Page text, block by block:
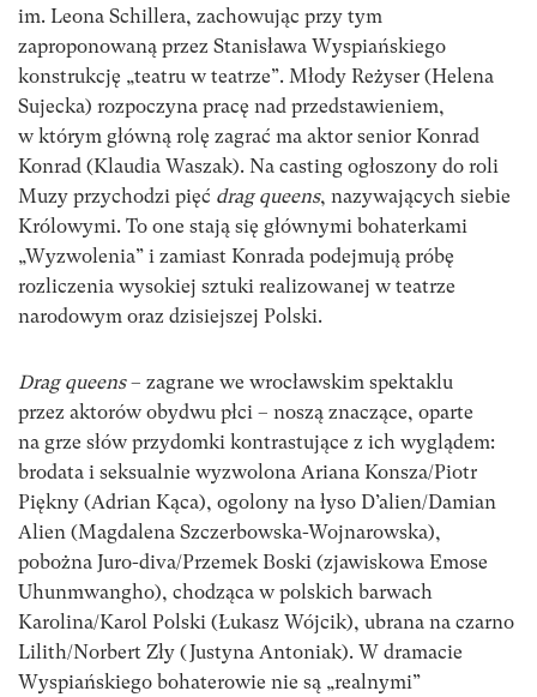
im. Leona Schillera, zachowując przy tym
zaproponowaną przez Stanisława Wyspiańskiego
konstrukcję „teatru w teatrze”. Młody Reżyser (Helena
Sujecka) rozpoczyna pracę nad przedstawieniem,
w którym główną rolę zagrać ma aktor senior Konrad
Konrad (Klaudia Waszak). Na casting ogłoszony do roli
Muzy przychodzi pięć drag queens, nazywających siebie
Królowymi. To one stają się głównymi bohaterkami
„Wyzwolenia” i zamiast Konrada podejmują próbę
rozliczenia wysokiej sztuki realizowanej w teatrze
narodowym oraz dzisiejszej Polski.
Drag queens– zagrane we wrocławskim spektaklu
przez aktorów obydwu płci – noszą znaczące, oparte
na grze słów przydomki kontrastujące z ich wyglądem:
brodata i seksualnie wyzwolona Ariana Konsza/Piotr
Piękny (Adrian Kąca), ogolony na łyso D’alien/Damian
Alien (Magdalena Szczerbowska-Wojnarowska),
pobożna Juro-diva/Przemek Boski (zjawiskowa Emose
Uhunmwangho), chodząca w polskich barwach
Karolina/Karol Polski (Łukasz Wójcik), ubrana na czarno
Lilith/Norbert Zły (Justyna Antoniak). W dramacie
Wyspiańskiego bohaterowie nie są „realnymi”